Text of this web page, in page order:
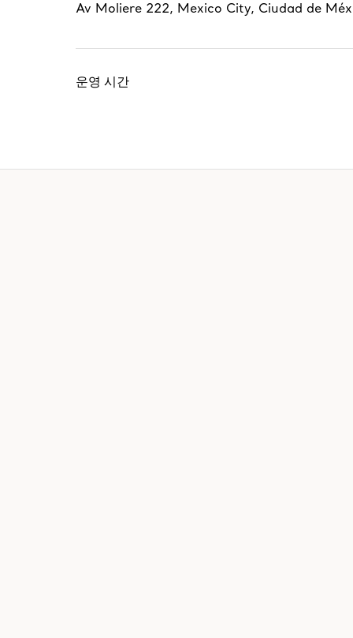
Av Moliere 222, Mexico City, Ciudad de
운영 시간